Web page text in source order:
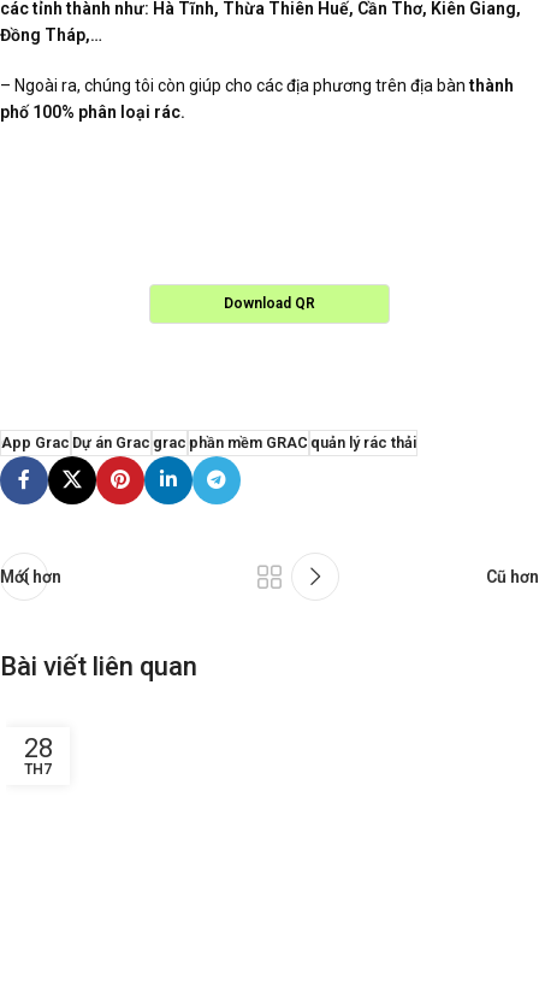
các tỉnh thành như: Hà Tĩnh, Thừa Thiên Huế, Cần Thơ, Kiên Giang,
Đồng Tháp,…
– Ngoài ra, chúng tôi còn giúp cho các địa phương trên địa bànthành
phố 100% phân loại rác.
Download QR
App Grac Dự án Grac grac phần mềm GRAC quản lý rác thải
Mới hơn Cũ hơn
Bài viết liên quan
28
TH7